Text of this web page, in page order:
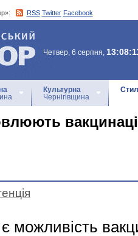
RSS Twitter Facebook
Четвер, 6 серпня,
Культурна
Чернігівщина
є можливість